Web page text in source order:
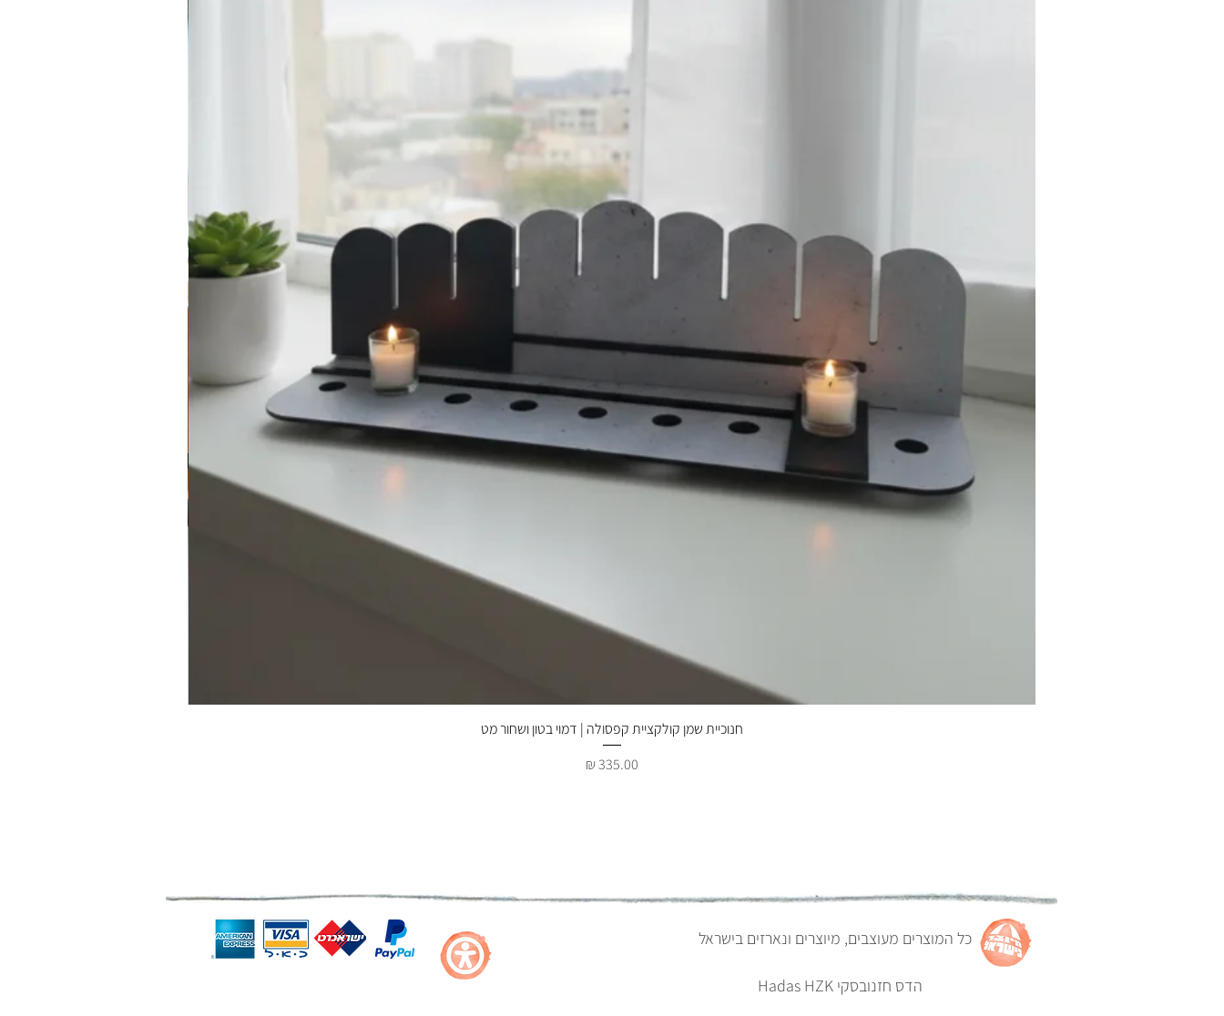
תצוגה מהירה
חנוכיית שמן קולקציית קפסולה | דמוי בטון ושחור מט
מחיר
כל המוצרים מעוצבים, מיוצרים ונארזים בישראל